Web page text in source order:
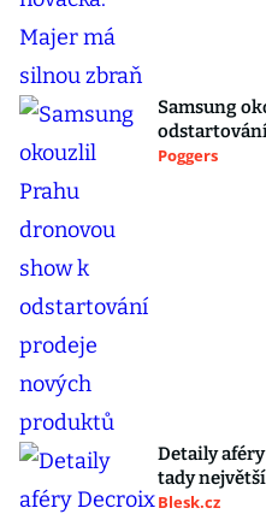
Samsung
Poggers
Detaily
tady
Blesk.cz